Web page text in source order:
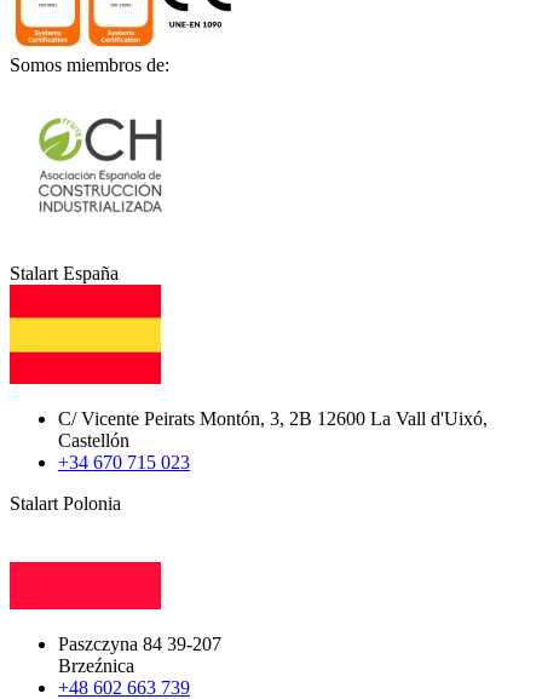
Somos miembros de:
Stalart España
C/ Vicente Peirats Montón, 3, 2B 12600 La Vall d'Uixó,
Castellón
+34 670 715 023
Stalart Polonia
Paszczyna 84 39-207
Brzeźnica
+48 602 663 739